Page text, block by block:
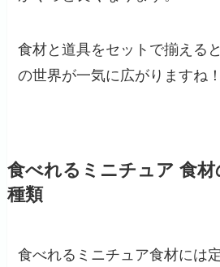
食材と道具をセットで揃える
の世界が一気に広がりますね！
食べれるミニチュア 食
種類
食べれるミニチュア食材には